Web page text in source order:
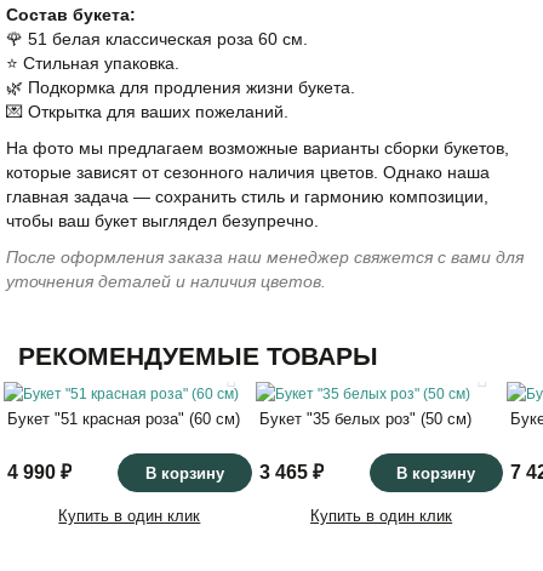
Состав букета:
🌹 51 белая классическая роза 60 см.
⭐️ Стильная упаковка.
🌿 Подкормка для продления жизни букета.
💌 Открытка для ваших пожеланий.
На фото мы предлагаем возможные варианты сборки букетов,
которые зависят от сезонного наличия цветов. Однако наша
главная задача — сохранить стиль и гармонию композиции,
чтобы ваш букет выглядел безупречно.
После оформления заказа наш менеджер свяжется с вами для
уточнения деталей и наличия цветов.
РЕКОМЕНДУЕМЫЕ ТОВАРЫ
Букет "51 красная роза" (60 см)
4 990 ₽ В корзину
Купить в один клик
Букет "35 белых роз" (50 см)
3 465 ₽ В корзину
Купить в один клик
7